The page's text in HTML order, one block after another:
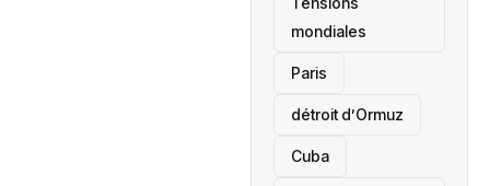
mondiales
Paris
détroit d’Ormuz
‎Cuba